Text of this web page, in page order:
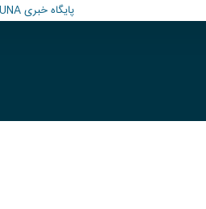
پايگاه خبری AUNA